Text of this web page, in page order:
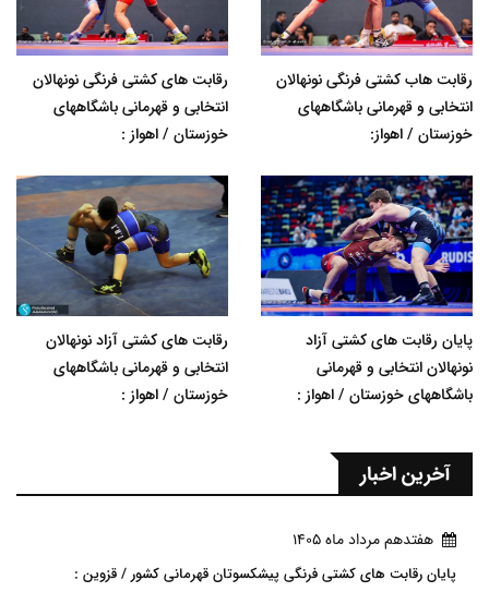
رقابت هاب کشتی فرنگی نونهالان
انتخابی و قهرمانی باشگاههای
خوزستان / اهواز:
رقابت های کشتی فرنگی نونهالان
انتخابی و قهرمانی باشگاههای
خوزستان / اهواز :
پایان رقابت های کشتی آزاد
نونهالان انتخابی و قهرمانی
باشگاههای خوزستان / اهواز :
رقابت های کشتی آزاد نونهالان
انتخابی و قهرمانی باشگاههای
خوزستان / اهواز :
آخرین اخبار
هفتدهم مرداد ماه 1405
پایان رقابت های کشتی فرنگی پیشکسوتان قهرمانی کشور / قزوین :